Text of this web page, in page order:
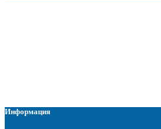
Информация